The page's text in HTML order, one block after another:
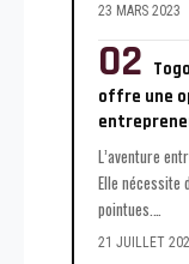
23 MARS 2023
offre une
L’aventure
Elle nécessite
pointues.
21 JUILLET